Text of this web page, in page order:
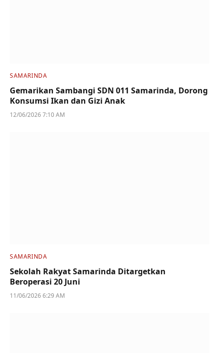
SAMARINDA
Gemarikan Sambangi SDN 011 Samarinda, Dorong
Konsumsi Ikan dan Gizi Anak
12/06/2026 7:10 AM
SAMARINDA
Sekolah Rakyat Samarinda Ditargetkan
Beroperasi 20 Juni
11/06/2026 6:29 AM